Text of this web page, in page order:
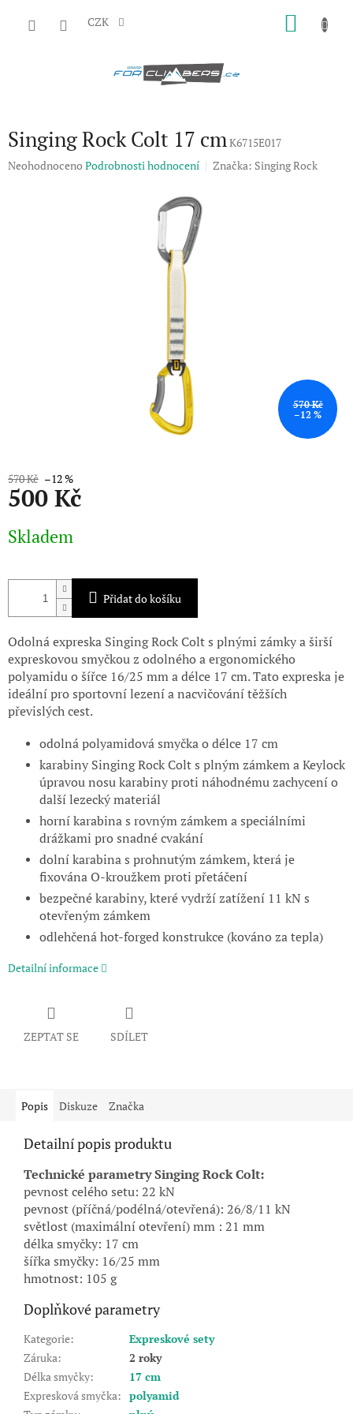
CZK
Singing Rock Colt 17 cmK6715E017
Průměrné
Neohodnoceno Podrobnosti hodnocení Značka: Singing Rock
570 Kč
–12 %
570 Kč –12 %
500 Kč
cena:
Skladem
Přidat do košíku
Odolná expreska Singing Rock Colt s plnými zámky a širší
expreskovou smyčkou z odolného a ergonomického
polyamidu o šířce 16/25 mm a délce 17 cm. Tato expreska je
ideální pro sportovní lezení a nacvičování těžších
převislých cest.
odolná polyamidová smyčka o délce 17 cm
karabiny Singing Rock Colt s plným zámkem a Keylock
úpravou nosu karabiny proti náhodnému zachycení o
další lezecký materiál
horní karabina s rovným zámkem a speciálními
drážkami pro snadné cvakání
dolní karabina s prohnutým zámkem, která je
fixována O-kroužkem proti přetáčení
bezpečné karabiny, které vydrží zatížení 11 kN s
otevřeným zámkem
odlehčená hot-forged konstrukce (kováno za tepla)
Detailní informace
ZEPTAT SE SDÍLET
Popis Diskuze Značka
Detailní popis produktu
Technické parametry Singing Rock Colt:
pevnost celého setu: 22 kN
pevnost (příčná/podélná/otevřená): 26/8/11 kN
světlost (maximální otevření) mm : 21 mm
délka smyčky: 17 cm
šířka smyčky: 16/25 mm
hmotnost: 105 g
Doplňkové parametry
Kategorie:
Expreskové sety
Záruka:
2 roky
Délka smyčky:
17 cm
Expresková smyčka: polyamid